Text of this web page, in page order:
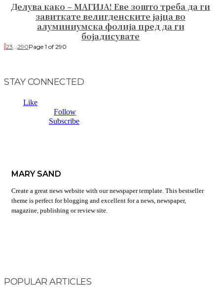
Делува како – МАГИЈА! Еве зошто треба да ги
завиткате велигденските јајца во
алуминиумска фолија пред да ги
бојадисувате
123 290Page 1 of 290
STAY CONNECTED
Like
Follow
Subscribe
MARY SAND
Create a great news website with our newspaper template. This bestseller
theme is perfect for blogging and excellent for a news, newspaper,
magazine, publishing or review site.
POPULAR ARTICLES